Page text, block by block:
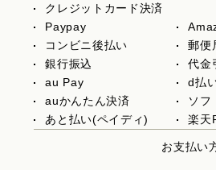
クレジットカード決済
Paypay
コンビニ後払い
郵便
銀行振込
代金
au Pay
d払
auかんたん決済
ソフ
あと払い(ペイディ)
楽天
お支払い